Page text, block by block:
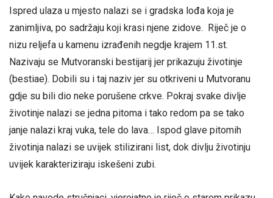
Ispred ulaza u mjesto nalazi se i gradska lođa koja je
zanimljiva, po sadržaju koji krasi njene zidove. Riječ je o
nizu reljefa u kamenu izrađenih negdje krajem 11.st.
Nazivaju se Mutvoranski bestijarij jer prikazuju životinje
(bestiae). Dobili su i taj naziv jer su otkriveni u Mutvoranu
gdje su bili dio neke porušene crkve. Pokraj svake divlje
životinje nalazi se jedna pitoma i tako redom pa se tako
janje nalazi kraj vuka, tele do lava… Ispod glave pitomih
životinja nalazi se uvijek stilizirani list, dok divlju životinju
uvijek karakteriziraju iskešeni zubi.